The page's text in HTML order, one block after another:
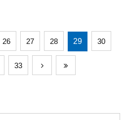
26 27 28 29 30
33